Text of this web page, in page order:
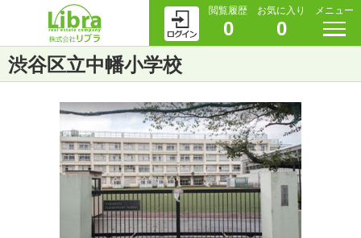
閲覧履歴
0
お気に入り
0
メニュー
渋谷区立中幡小学校